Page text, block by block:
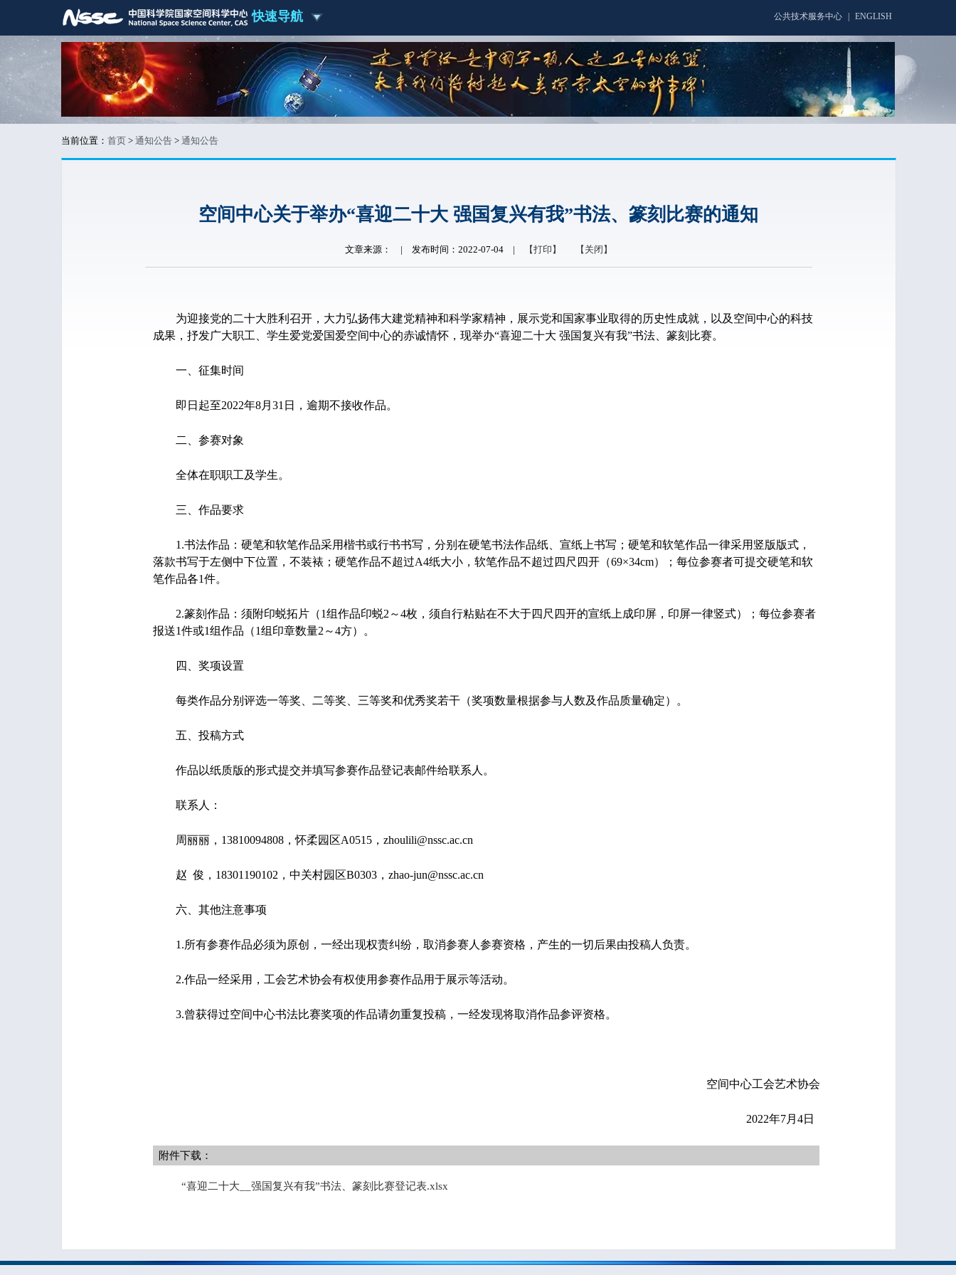
快速导航 公共技术服务中心 ENGLISH
当前位置： 首页 > 通知公告 > 通知公告
空间中心关于举办“喜迎二十大 强国复兴有我”书法、篆刻比赛的通知
文章来源： | 发布时间：2022-07-04 | 【打印】 【关闭】
为迎接党的二十大胜利召开，大力弘扬伟大建党精神和科学家精神，展示党和国家事业取得的历史性成就，以及空间中心的科技
成果，抒发广大职工、学生爱党爱国爱空间中心的赤诚情怀，现举办“喜迎二十大 强国复兴有我”书法、篆刻比赛。
一、征集时间
即日起至2022年8月31日，逾期不接收作品。
二、参赛对象
全体在职职工及学生。
三、作品要求
1.书法作品：硬笔和软笔作品采用楷书或行书书写，分别在硬笔书法作品纸、宣纸上书写；硬笔和软笔作品一律采用竖版版式，
落款书写于左侧中下位置，不装裱；硬笔作品不超过A4纸大小，软笔作品不超过四尺四开（69×34cm）；每位参赛者可提交硬笔和软
笔作品各1件。
2.篆刻作品：须附印蜕拓片（1组作品印蜕2～4枚，须自行粘贴在不大于四尺四开的宣纸上成印屏，印屏一律竖式）；每位参赛者
报送1件或1组作品（1组印章数量2～4方）。
四、奖项设置
每类作品分别评选一等奖、二等奖、三等奖和优秀奖若干（奖项数量根据参与人数及作品质量确定）。
五、投稿方式
作品以纸质版的形式提交并填写参赛作品登记表邮件给联系人。
联系人：
周丽丽，13810094808，怀柔园区A0515，zhoulili@nssc.ac.cn
赵 俊，18301190102，中关村园区B0303，zhao-jun@nssc.ac.cn
六、其他注意事项
1.所有参赛作品必须为原创，一经出现权责纠纷，取消参赛人参赛资格，产生的一切后果由投稿人负责。
2.作品一经采用，工会艺术协会有权使用参赛作品用于展示等活动。
3.曾获得过空间中心书法比赛奖项的作品请勿重复投稿，一经发现将取消作品参评资格。
空间中心工会艺术协会
2022年7月4日
附件下载：
“喜迎二十大__强国复兴有我”书法、篆刻比赛登记表.xlsx